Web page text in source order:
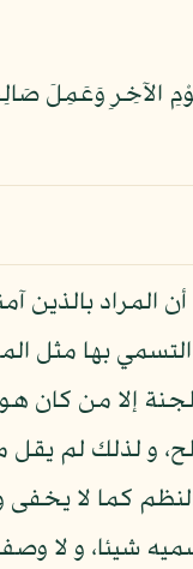
الآخِرِ
المراد بالذين
بها مثل
إلا من كان
و لذلك لم
كما لا
شيئا، و